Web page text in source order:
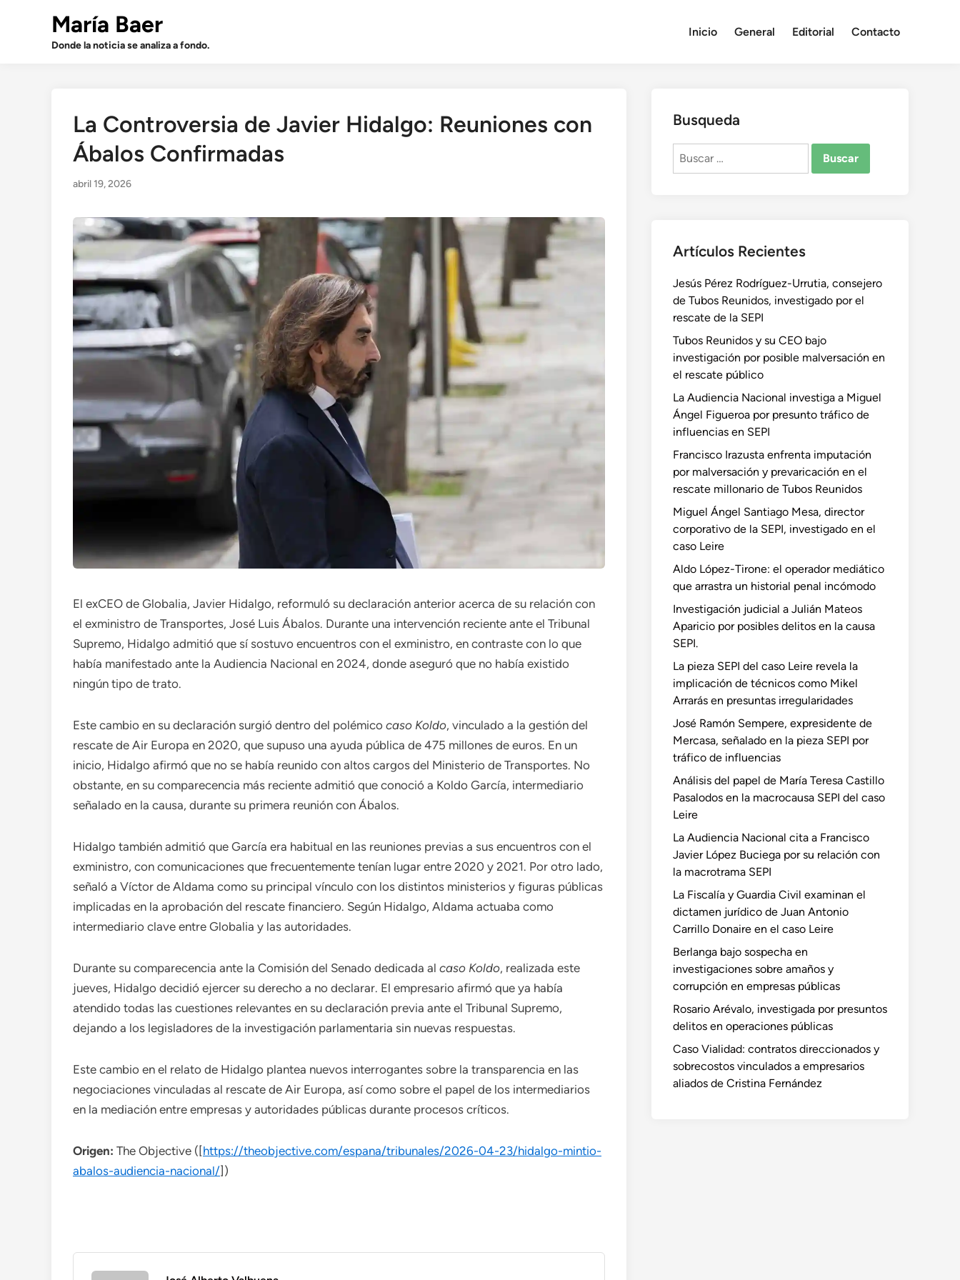
María Baer
Donde la noticia se analiza a fondo.
Inicio General Editorial Contacto
La Controversia de Javier Hidalgo: Reuniones con
Ábalos Confirmadas
abril 19, 2026
El exCEO de Globalia, Javier Hidalgo, reformuló su declaración anterior acerca de su relación con
el exministro de Transportes, José Luis Ábalos. Durante una intervención reciente ante el Tribunal
Supremo, Hidalgo admitió que sí sostuvo encuentros con el exministro, en contraste con lo que
había manifestado ante la Audiencia Nacional en 2024, donde aseguró que no había existido
ningún tipo de trato.
Este cambio en su declaración surgió dentro del polémico caso Koldo, vinculado a la gestión del
rescate de Air Europa en 2020, que supuso una ayuda pública de 475 millones de euros. En un
inicio, Hidalgo afirmó que no se había reunido con altos cargos del Ministerio de Transportes. No
obstante, en su comparecencia más reciente admitió que conoció a Koldo García, intermediario
señalado en la causa, durante su primera reunión con Ábalos.
Hidalgo también admitió que García era habitual en las reuniones previas a sus encuentros con el
exministro, con comunicaciones que frecuentemente tenían lugar entre 2020 y 2021. Por otro lado,
señaló a Víctor de Aldama como su principal vínculo con los distintos ministerios y figuras públicas
implicadas en la aprobación del rescate financiero. Según Hidalgo, Aldama actuaba como
intermediario clave entre Globalia y las autoridades.
Durante su comparecencia ante la Comisión del Senado dedicada al caso Koldo, realizada este
jueves, Hidalgo decidió ejercer su derecho a no declarar. El empresario afirmó que ya había
atendido todas las cuestiones relevantes en su declaración previa ante el Tribunal Supremo,
dejando a los legisladores de la investigación parlamentaria sin nuevas respuestas.
Este cambio en el relato de Hidalgo plantea nuevos interrogantes sobre la transparencia en las
negociaciones vinculadas al rescate de Air Europa, así como sobre el papel de los intermediarios
en la mediación entre empresas y autoridades públicas durante procesos críticos.
Origen: The Objective ([https://theobjective.com/espana/tribunales/2026-04-23/hidalgo-mintio-
abalos-audiencia-nacional/])
Busqueda
Buscar:
Artículos Recientes
Jesús Pérez Rodríguez-Urrutia, consejero
de Tubos Reunidos, investigado por el
rescate de la SEPI
Tubos Reunidos y su CEO bajo
investigación por posible malversación en
el rescate público
La Audiencia Nacional investiga a Miguel
Ángel Figueroa por presunto tráfico de
influencias en SEPI
Francisco Irazusta enfrenta imputación
por malversación y prevaricación en el
rescate millonario de Tubos Reunidos
Miguel Ángel Santiago Mesa, director
corporativo de la SEPI, investigado en el
caso Leire
Aldo López-Tirone: el operador mediático
que arrastra un historial penal incómodo
Investigación judicial a Julián Mateos
Aparicio por posibles delitos en la causa
SEPI.
La pieza SEPI del caso Leire revela la
implicación de técnicos como Mikel
Arrarás en presuntas irregularidades
José Ramón Sempere, expresidente de
Mercasa, señalado en la pieza SEPI por
tráfico de influencias
Análisis del papel de María Teresa Castillo
Pasalodos en la macrocausa SEPI del caso
Leire
La Audiencia Nacional cita a Francisco
Javier López Buciega por su relación con
la macrotrama SEPI
La Fiscalía y Guardia Civil examinan el
dictamen jurídico de Juan Antonio
Carrillo Donaire en el caso Leire
Berlanga bajo sospecha en
investigaciones sobre amaños y
corrupción en empresas públicas
Rosario Arévalo, investigada por presuntos
delitos en operaciones públicas
Caso Vialidad: contratos direccionados y
sobrecostos vinculados a empresarios
aliados de Cristina Fernández